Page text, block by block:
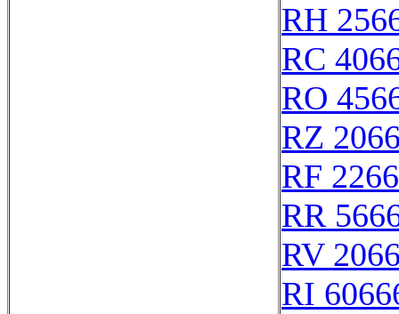
RH
RC
RO
RZ
RF
RR
RV
RI